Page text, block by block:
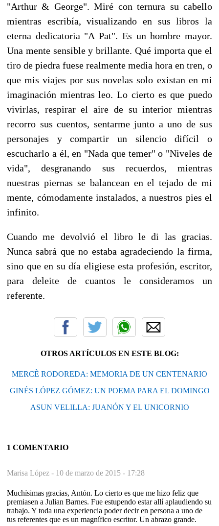
"Arthur & George". Miré con ternura su cabello
mientras escribía, visualizando en sus libros la
eterna dedicatoria "A Pat". Es un hombre mayor.
Una mente sensible y brillante. Qué importa que el
tiro de piedra fuese realmente media hora en tren, o
que mis viajes por sus novelas solo existan en mi
imaginación mientras leo. Lo cierto es que puedo
vivirlas, respirar el aire de su interior mientras
recorro sus cuentos, sentarme junto a uno de sus
personajes y compartir un silencio difícil o
escucharlo a él, en "Nada que temer" o "Niveles de
vida", desgranando sus recuerdos, mientras
nuestras piernas se balancean en el tejado de mi
mente, cómodamente instalados, a nuestros pies el
infinito.
Cuando me devolvió el libro le di las gracias.
Nunca sabrá que no estaba agradeciendo la firma,
sino que en su día eligiese esta profesión, escritor,
para deleite de cuantos le consideramos un
referente.
OTROS ARTÍCULOS EN ESTE BLOG:
MERCÈ RODOREDA: MEMORIA DE UN CENTENARIO
GINÉS LÓPEZ GÓMEZ: UN POEMA PARA EL DOMINGO
ASUN VELILLA: JUANÓN Y EL UNICORNIO
1 COMENTARIO
Marisa López - 10 de marzo de 2015 - 17:28
Muchísimas gracias, Antón. Lo cierto es que me hizo feliz que
premiasen a Julian Barnes. Fue estupendo estar allí aplaudiendo su
trabajo. Y toda una experiencia poder decir en persona a uno de
tus referentes que es un magnífico escritor. Un abrazo grande.